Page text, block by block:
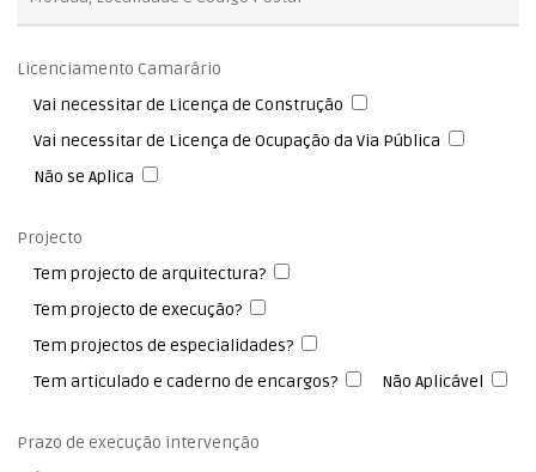
Licenciamento Camarário
Vai necessitar de Licença de Construção
Vai necessitar de Licença de Ocupação da Via Pública
Não se Aplica
Projecto
Tem projecto de arquitectura?
Tem projecto de execução?
Tem projectos de especialidades?
Tem articulado e caderno de encargos?
Não Aplicável
Prazo de execução intervenção